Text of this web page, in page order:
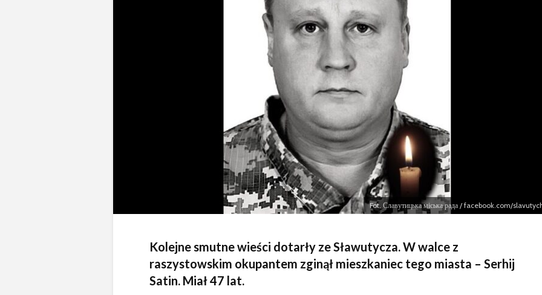
Fot. Славутицька міська рада / facebook.com/
Kolejne smutne wieści dotarły ze Sławutycza. W walce z
raszystowskim okupantem zginął mieszkaniec tego miasta – Serhij
Satin. Miał 47 lat.